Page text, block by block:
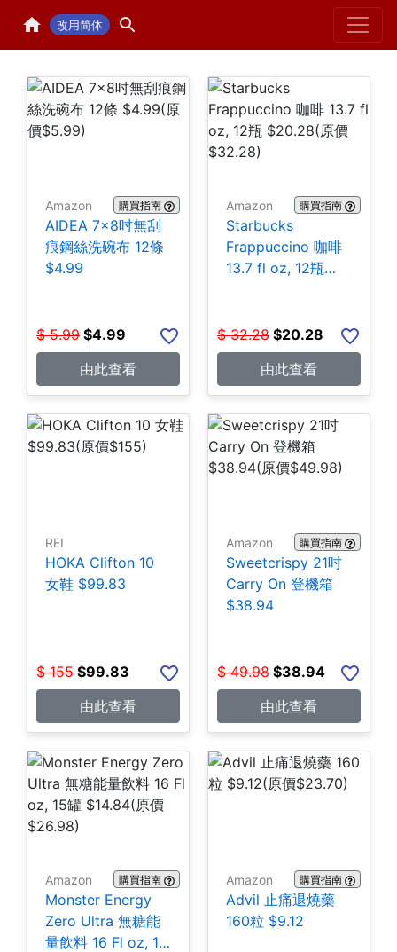
改用简体 Home
Amazon 購買指南
AIDEA 7×8吋無刮
痕鋼絲洗碗布 12條
$4.99
$ 5.99 $4.99
由此查看
Amazon 購買指南
Starbucks
Frappuccino 咖啡
13.7 fl oz, 12瓶
$ 32.28 $20.28
由此查看
REI
HOKA Clifton 10
女鞋 $99.83
$ 155 $99.83
由此查看
Amazon 購買指南
Sweetcrispy 21吋
Carry On 登機箱
$38.94
$ 49.98 $38.94
由此查看
Amazon 購買指南
Monster Energy
Zero Ultra 無糖能
量飲料 16 Fl oz, 15
Amazon 購買指南
Advil 止痛退燒藥
160粒 $9.12